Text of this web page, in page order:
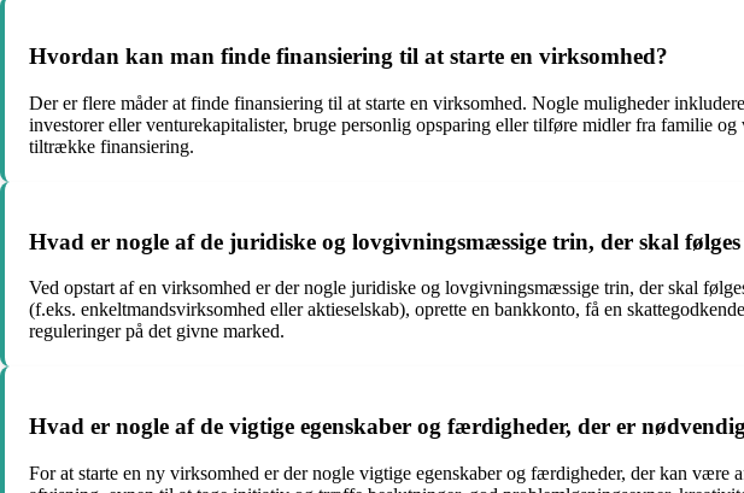
Hvordan kan man finde finansiering til at starte en virksomhed?
Der er flere måder at finde finansiering til at starte en virksomhed. Nogle muligheder
investorer eller venturekapitalister, bruge personlig opsparing eller tilføre midler fra familie
tiltrække finansiering.
Hvad er nogle af de juridiske og lovgivningsmæssige trin, der skal
Ved opstart af en virksomhed er der nogle juridiske og lovgivningsmæssige trin, der skal
(f.eks. enkeltmandsvirksomhed eller aktieselskab), oprette en bankkonto, få en
reguleringer på det givne marked.
Hvad er nogle af de vigtige egenskaber og færdigheder, der er
For at starte en ny virksomhed er der nogle vigtige egenskaber og færdigheder, der kan